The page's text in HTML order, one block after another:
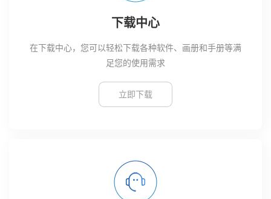
下载中心
在下载中心，您可以轻松下载各种软件、画册和手册等满
足您的使用需求
立即下载